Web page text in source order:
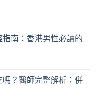
南：香港男性必讀的
？醫師完整解析：併